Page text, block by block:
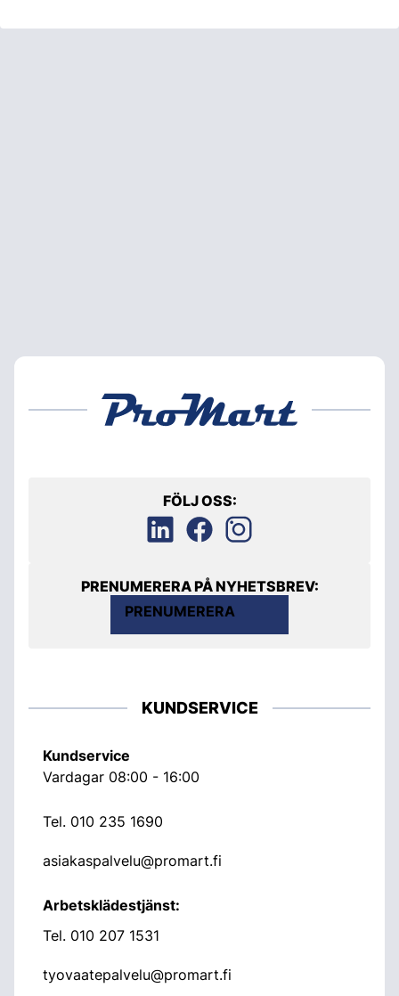
FÖLJ OSS:
PRENUMERERA PÅ NYHETSBREV:
PRENUMERERA
KUNDSERVICE
Kundservice
Vardagar 08:00 - 16:00
Tel. 010 235 1690
asiakaspalvelu@promart.fi
Arbetsklädestjänst:
Tel. 010 207 1531
tyovaatepalvelu@promart.fi